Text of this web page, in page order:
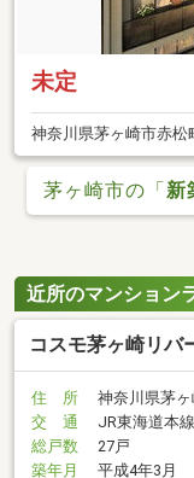
未定
神奈川県茅ヶ崎市赤松
茅ヶ崎市の「新
近所のマンション
コスモ茅ヶ崎リバ
住 所
神奈川県茅
交 通
JR東海道本
総戸数
27戸
築年月
平成4年3月